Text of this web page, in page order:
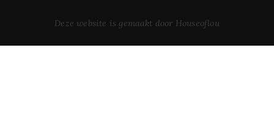
Deze website is gemaakt door Houseoflou